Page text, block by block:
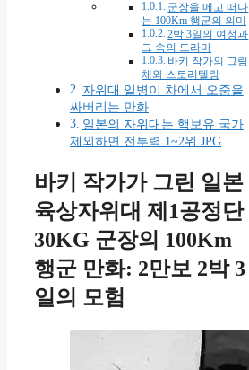
군장을 메고 떠나
는 100Km 행군의 의미
2박 3일의 여정과
그 속의 드라마
바키 작가의 그림
체와 스토리텔링
자위대 일병이 차에서 오줌을
싸버리는 만화
일본의 자위대는 핵보유 국가
제외하면 전투력 1~2위.JPG
바키 작가가 그린 일본
육상자위대 제1공정단
30KG 군장의 100Km
행군 만화: 2만보 2박 3
일의 모험